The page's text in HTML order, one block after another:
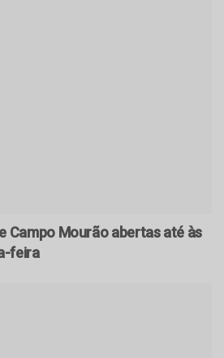
Campo Mourão abertas até às
feira